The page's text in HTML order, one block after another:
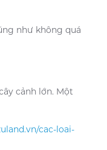
như không quá
cảnh lớn. Một
cac-loai-